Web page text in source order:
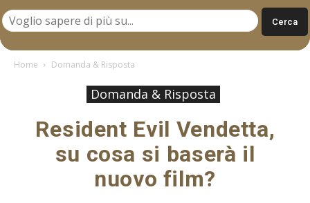
Home Domanda & Risposta
Domanda & Risposta
Resident Evil Vendetta,
su cosa si baserà il
nuovo film?